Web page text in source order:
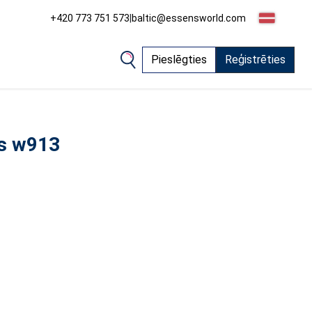
+420 773 751 573|baltic@essensworld.com
Pieslēgties Reģistrēties
w913